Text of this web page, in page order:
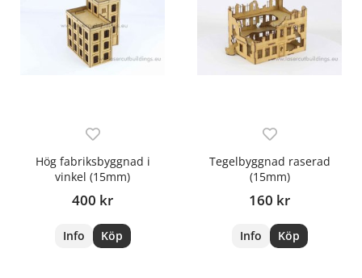
Hög fabriksbyggnad i
vinkel (15mm)
400 kr
Info Köp
Tegelbyggnad raserad
(15mm)
160 kr
Info Köp